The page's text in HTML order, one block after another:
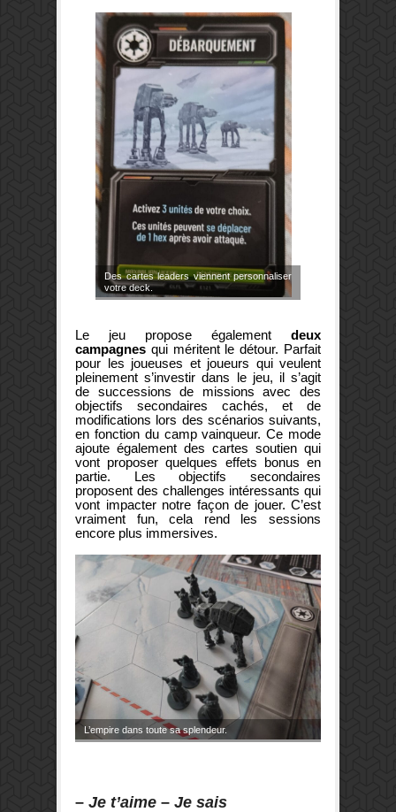
Des cartes leaders viennent personnaliser
votre deck.
Le jeu propose également deux
campagnes qui méritent le détour. Parfait
pour les joueuses et joueurs qui veulent
pleinement s’investir dans le jeu, il s’agit
de successions de missions avec des
objectifs secondaires cachés, et de
modifications lors des scénarios suivants,
en fonction du camp vainqueur. Ce mode
ajoute également des cartes soutien qui
vont proposer quelques effets bonus en
partie. Les objectifs secondaires
proposent des challenges intéressants qui
vont impacter notre façon de jouer. C’est
vraiment fun, cela rend les sessions
encore plus immersives.
L’empire dans toute sa splendeur.
– Je t’aime – Je sais